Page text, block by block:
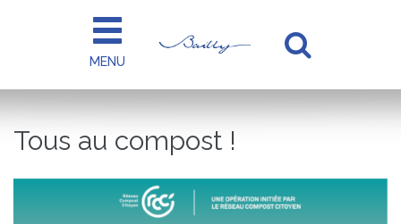
MENU
à
Tous au compost !